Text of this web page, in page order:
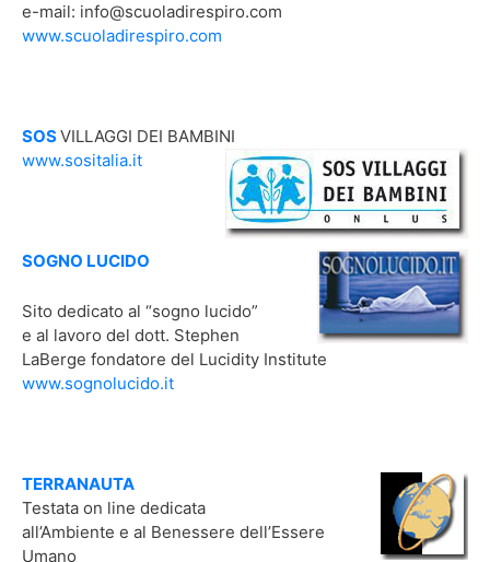
e-mail: info@scuoladirespiro.com
www.scuoladirespiro.com
SOSVILLAGGI DEI BAMBINI
www.sositalia.it
SOGNO LUCIDO
Sito dedicato al “sogno lucido”
e al lavoro del dott. Stephen
LaBerge fondatore del Lucidity Institute
www.sognolucido.it
TERRANAUTA
Testata on line dedicata
all’Ambiente e al Benessere dell’Essere
Umano